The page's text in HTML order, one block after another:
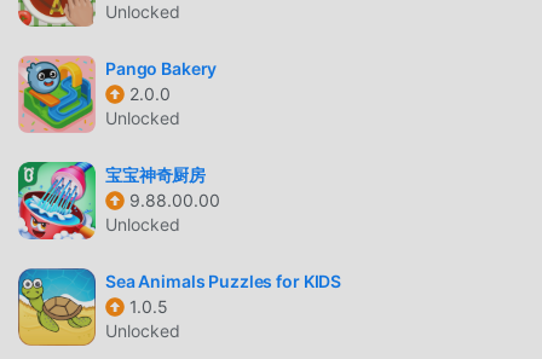
HERMOSA PANTALLA
Al igual que los juegos tradicionales de educational ,
Crossword Lite tiene un estilo artístico único, y sus
gráficos, mapas y personajes de alta calidad hacen que
Crossword Lite atraiga a muchos educational fanáticos, y
en comparación con los juegos tradicionales de
educational , Crossword Lite 1.67 ha adoptado un motor
tecnología más avanzada, la experiencia de pantalla del
juego ha mejorado mucho. Mientras conserva el estilo
original de educational , mejora al máximo la experiencia
Unlocked
Pango Bakery
2.0.0
Unlocked
宝宝神奇厨房
9.88.00.00
Unlocked
Sea Animals Puzzles for KIDS
1.0.5
Unlocked